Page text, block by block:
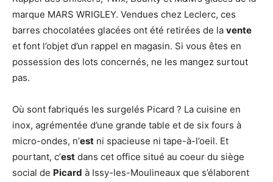
marque MARS WRIGLEY. Vendues chez Leclerc, ces
barres chocolatées glacées ont été retirées de la vente
et font l’objet d’un rappel en magasin. Si vous êtes en
possession des lots concernés, ne les mangez surtout
pas.
Où sont fabriqués les surgelés Picard ? La cuisine en
inox, agrémentée d’une grande table et de six fours à
micro-ondes, n’est ni spacieuse ni tape-à-l’oeil. Et
pourtant, c’est dans cet office situé au coeur du siège
social de Picard à Issy-les-Moulineaux que s’élaborent